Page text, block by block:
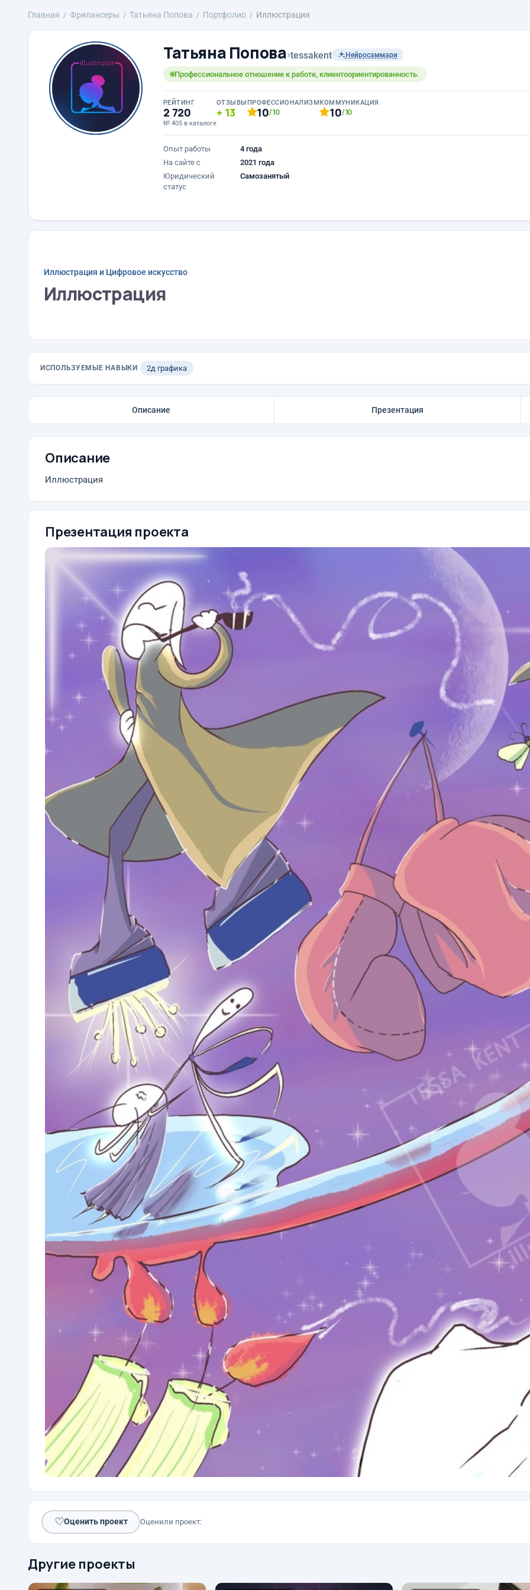
Главная Фрилансеры Татьяна Попова Портфолио Иллюстрация
Татьяна Попова›tessakent Нейросаммари
Профессиональное отношение к работе, клиентоориентированность.
РЕЙТИНГ
2 720
№ 405 в каталоге
ОТЗЫВЫ
13
ПРОФЕССИОНАЛИЗМ
10/10
КОММУНИКАЦИЯ
10/10
Опыт работы
4 года
На сайте с
2021 года
Юридический
статус
Самозанятый
Иллюстрация и Цифровое искусство
Иллюстрация
ИСПОЛЬЗУЕМЫЕ НАВЫКИ 2д графика
Описание Презентация
Описание
Иллюстрация
Презентация проекта
♡Оценить проект Оценили проект:
Другие проекты